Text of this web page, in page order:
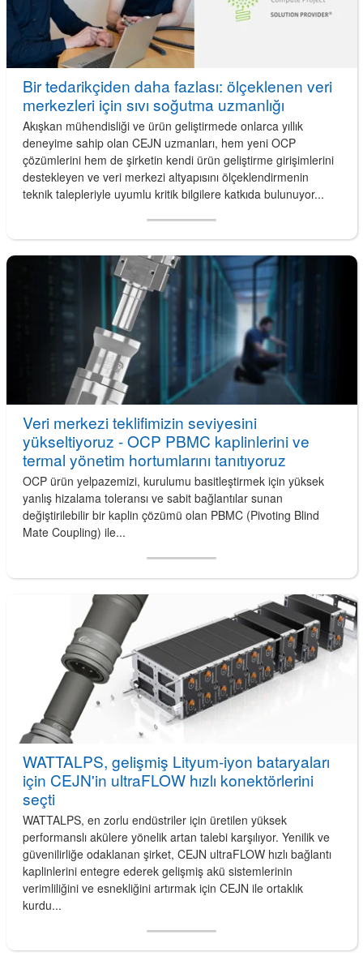
Bir tedarikçiden daha fazlası: ölçeklenen veri
merkezleri için sıvı soğutma uzmanlığı
Akışkan mühendisliği ve ürün geliştirmede onlarca yıllık
deneyime sahip olan CEJN uzmanları, hem yeni OCP
çözümlerini hem de şirketin kendi ürün geliştirme girişimlerini
destekleyen ve veri merkezi altyapısını ölçeklendirmenin
teknik talepleriyle uyumlu kritik bilgilere katkıda bulunuyor...
Veri merkezi teklifimizin seviyesini
yükseltiyoruz - OCP PBMC kaplinlerini ve
termal yönetim hortumlarını tanıtıyoruz
OCP ürün yelpazemizi, kurulumu basitleştirmek için yüksek
yanlış hizalama toleransı ve sabit bağlantılar sunan
değiştirilebilir bir kaplin çözümü olan PBMC (Pivoting Blind
Mate Coupling) ile...
WATTALPS, gelişmiş Lityum-iyon bataryaları
için CEJN'in ultraFLOW hızlı konektörlerini
seçti
WATTALPS, en zorlu endüstriler için üretilen yüksek
performanslı akülere yönelik artan talebi karşılıyor. Yenilik ve
güvenilirliğe odaklanan şirket, CEJN ultraFLOW hızlı bağlantı
kaplinlerini entegre ederek gelişmiş akü sistemlerinin
verimliliğini ve esnekliğini artırmak için CEJN ile ortaklık
kurdu...